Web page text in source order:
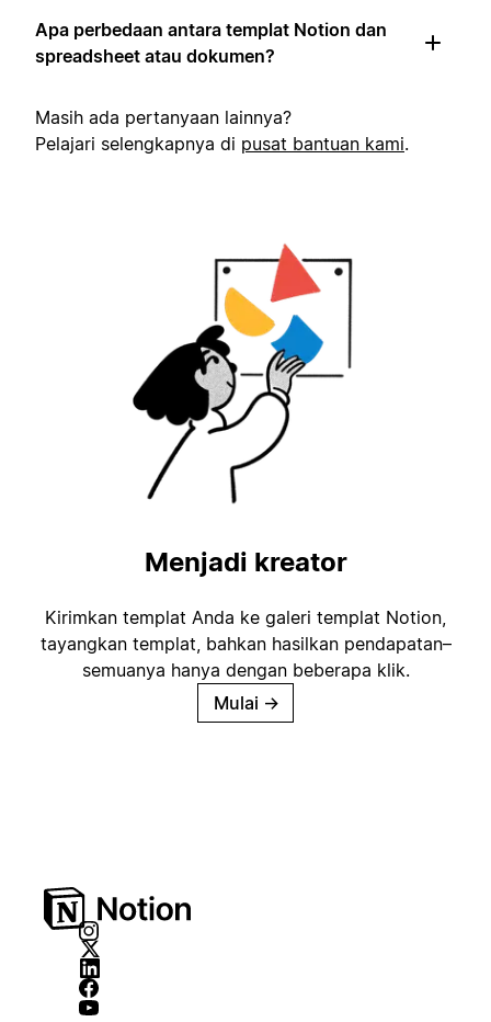
Apa perbedaan antara templat Notion dan
spreadsheet atau dokumen?
Masih ada pertanyaan lainnya?
Pelajari selengkapnya di pusat bantuan kami.
Menjadi kreator
Kirimkan templat Anda ke galeri templat Notion,
tayangkan templat, bahkan hasilkan pendapatan–
semuanya hanya dengan beberapa klik.
Mulai →